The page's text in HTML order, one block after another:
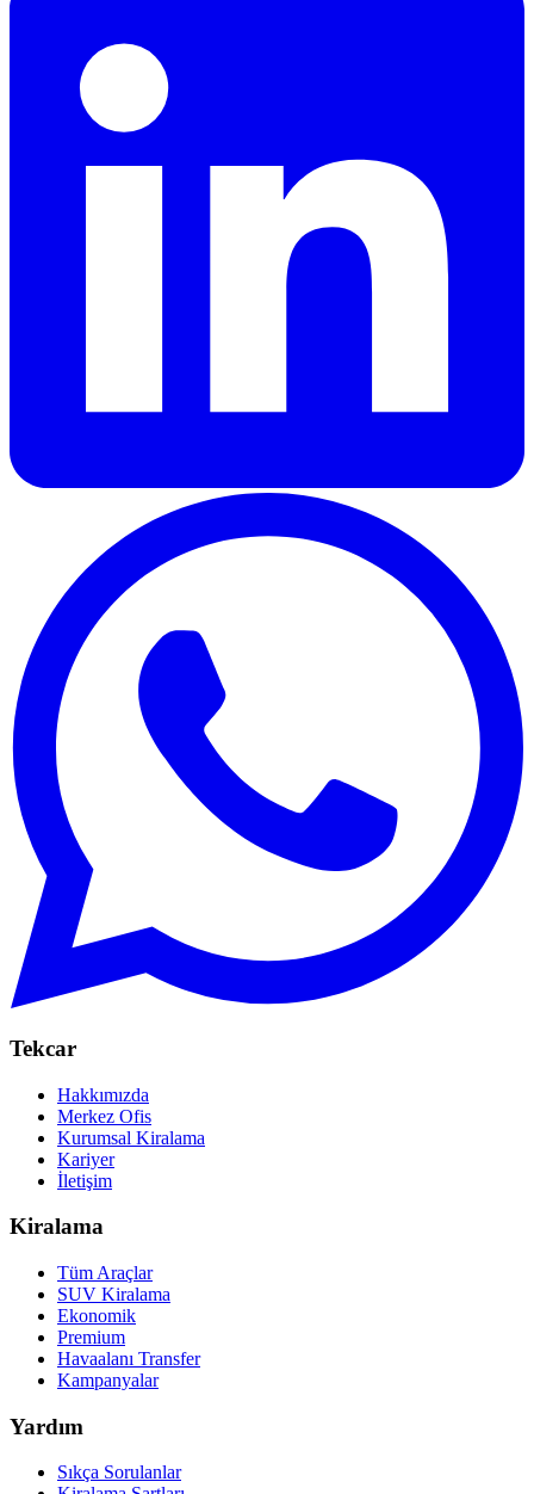
Tekcar
Hakkımızda
Merkez Ofis
Kurumsal Kiralama
Kariyer
İletişim
Kiralama
Tüm Araçlar
SUV Kiralama
Ekonomik
Premium
Havaalanı Transfer
Kampanyalar
Yardım
Sıkça Sorulanlar